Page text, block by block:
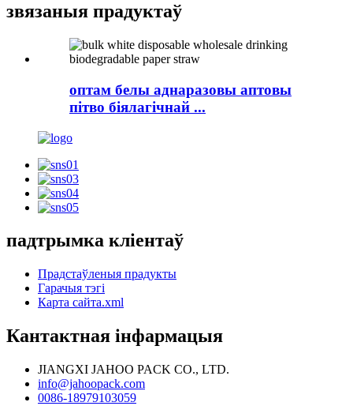
звязаныя прадуктаў
оптам белы аднаразовы аптовы
пітво біялагічнай ...
падтрымка кліентаў
Прадстаўленыя прадукты
Гарачыя тэгі
Карта сайта.xml
Кантактная інфармацыя
JIANGXI JAHOO PACK CO., LTD.
info@jahoopack.com
0086-18979103059